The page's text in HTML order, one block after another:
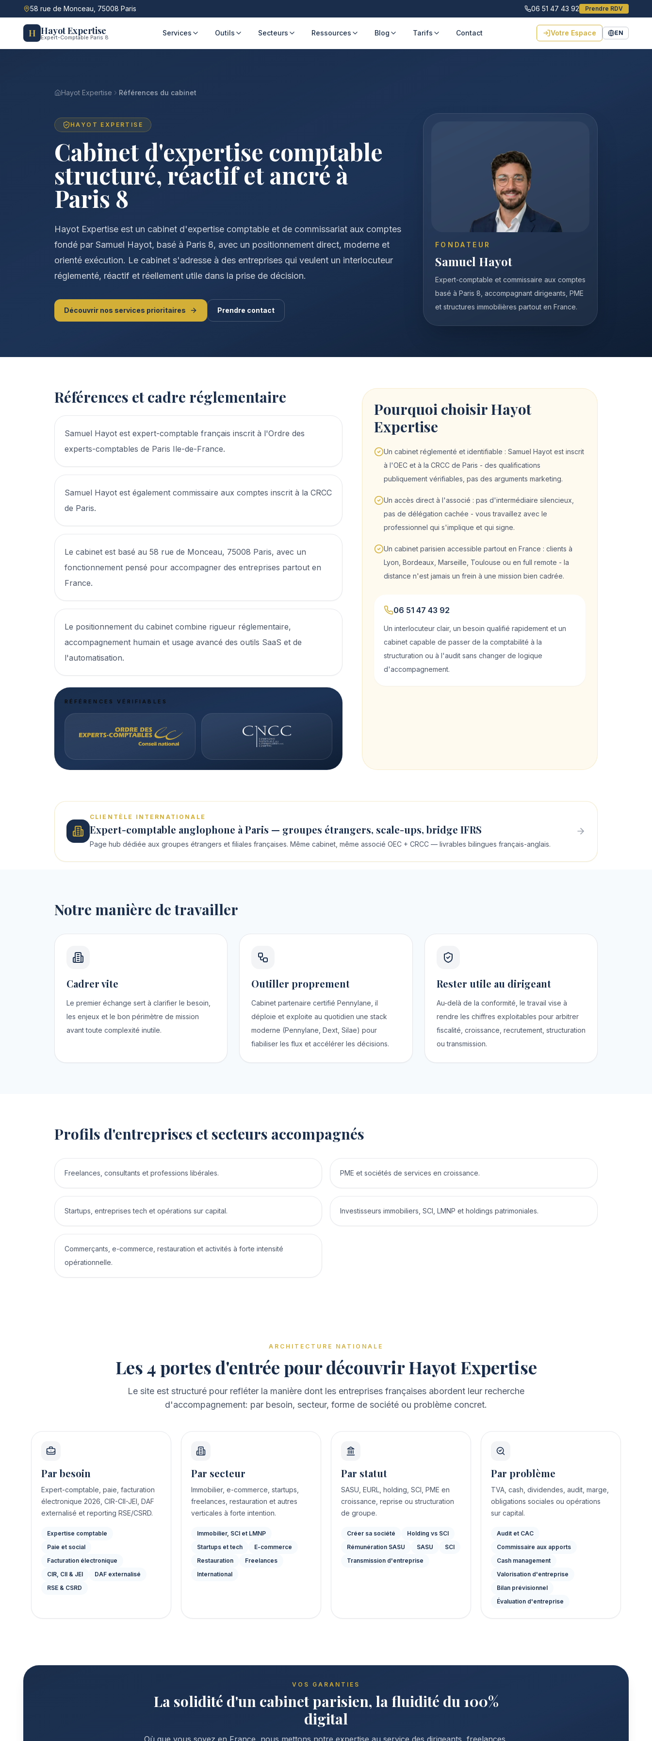
Aller au contenu principal
58 rue de Monceau, 75008 Paris 06 51 47 43 92 Prendre RDV
H Hayot Expertise
Expert-Comptable Paris 8
Services Outils Secteurs Ressources Blog Tarifs Contact Votre Espace EN
Hayot Expertise Références du cabinet
HAYOT EXPERTISE
Cabinet d'expertise comptable
structuré, réactif et ancré à
Paris 8
Hayot Expertise est un cabinet d'expertise comptable et de commissariat aux comptes
fondé par Samuel Hayot, basé à Paris 8, avec un positionnement direct, moderne et
orienté exécution. Le cabinet s'adresse à des entreprises qui veulent un interlocuteur
réglementé, réactif et réellement utile dans la prise de décision.
Découvrir nos services prioritaires Prendre contact
FONDATEUR
Samuel Hayot
Expert-comptable et commissaire aux comptes
basé à Paris 8, accompagnant dirigeants, PME
et structures immobilières partout en France.
Références et cadre réglementaire
Samuel Hayot est expert-comptable français inscrit à l'Ordre des
experts-comptables de Paris Ile-de-France.
Samuel Hayot est également commissaire aux comptes inscrit à la CRCC
de Paris.
Le cabinet est basé au 58 rue de Monceau, 75008 Paris, avec un
fonctionnement pensé pour accompagner des entreprises partout en
France.
Le positionnement du cabinet combine rigueur réglementaire,
accompagnement humain et usage avancé des outils SaaS et de
l'automatisation.
RÉFÉRENCES VÉRIFIABLES
Pourquoi choisir Hayot
Expertise
Un cabinet réglementé et identifiable : Samuel Hayot est inscrit
à l'OEC et à la CRCC de Paris - des qualifications
publiquement vérifiables, pas des arguments marketing.
Un accès direct à l'associé : pas d'intermédiaire silencieux,
pas de délégation cachée - vous travaillez avec le
professionnel qui s'implique et qui signe.
Un cabinet parisien accessible partout en France : clients à
Lyon, Bordeaux, Marseille, Toulouse ou en full remote - la
distance n'est jamais un frein à une mission bien cadrée.
06 51 47 43 92
Un interlocuteur clair, un besoin qualifié rapidement et un
cabinet capable de passer de la comptabilité à la
structuration ou à l'audit sans changer de logique
d'accompagnement.
CLIENTÈLE INTERNATIONALE
Expert-comptable anglophone à Paris — groupes étrangers, scale-ups, bridge IFRS
Page hub dédiée aux groupes étrangers et filiales françaises. Même cabinet, même associé OEC + CRCC — livrables bilingues français-anglais.
Notre manière de travailler
Cadrer vite
Le premier échange sert à clarifier le besoin,
les enjeux et le bon périmètre de mission
avant toute complexité inutile.
Outiller proprement
Cabinet partenaire certifié Pennylane, il
déploie et exploite au quotidien une stack
moderne (Pennylane, Dext, Silae) pour
fiabiliser les flux et accélérer les décisions.
Rester utile au dirigeant
Au-delà de la conformité, le travail vise à
rendre les chiffres exploitables pour arbitrer
fiscalité, croissance, recrutement, structuration
ou transmission.
Profils d'entreprises et secteurs accompagnés
Freelances, consultants et professions libérales. PME et sociétés de services en croissance.
Startups, entreprises tech et opérations sur capital. Investisseurs immobiliers, SCI, LMNP et holdings patrimoniales.
Commerçants, e-commerce, restauration et activités à forte intensité
opérationnelle.
ARCHITECTURE NATIONALE
Les 4 portes d'entrée pour découvrir Hayot Expertise
Le site est structuré pour refléter la manière dont les entreprises françaises abordent leur recherche
d'accompagnement: par besoin, secteur, forme de société ou problème concret.
Par besoin
Expert-comptable, paie, facturation
électronique 2026, CIR-CII-JEI, DAF
externalisé et reporting RSE/CSRD.
Expertise comptable
Paie et social
Facturation électronique
CIR, CII & JEI
DAF externalisé
RSE & CSRD
Par secteur
Immobilier, e-commerce, startups,
freelances, restauration et autres
verticales à forte intention.
Immobilier, SCI et LMNP
Startups et tech
E-commerce
Restauration
Freelances
International
Par statut
SASU, EURL, holding, SCI, PME en
croissance, reprise ou structuration
de groupe.
Créer sa société
Holding vs SCI
Rémunération SASU
SASU
SCI
Transmission d'entreprise
Par problème
TVA, cash, dividendes, audit, marge,
obligations sociales ou opérations
sur capital.
Audit et CAC
Commissaire aux apports
Cash management
Valorisation d'entreprise
Bilan prévisionnel
Évaluation d'entreprise
VOS GARANTIES
La solidité d'un cabinet parisien, la fluidité du 100%
digital
Où que vous soyez en France, nous mettons notre expertise au service des dirigeants, freelances,